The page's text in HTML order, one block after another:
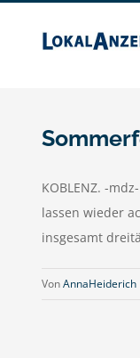
KOBLENZ. -
lassen wieder
insgesamt
VonAnnaHeiderich